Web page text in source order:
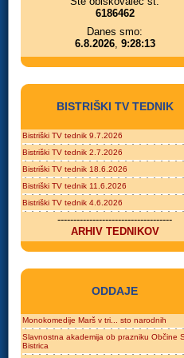
6186462
Danes smo:
6.8.2026, 9:28:13
BISTRIŠKI TV TEDNIK
Bistriški TV tednik 9.7.2026
Bistriški TV tednik 2.7.2026
Bistriški TV tednik 18.6.2026
Bistriški TV tednik 11.6.2026
Bistriški TV tednik 4.6.2026
------------------------------------
ARHIV TEDNIKOV
ODDAJE
Monokomedije Marš v tri... sto narodnih
Slavnostna akademija ob prazniku Občine
Bistrica